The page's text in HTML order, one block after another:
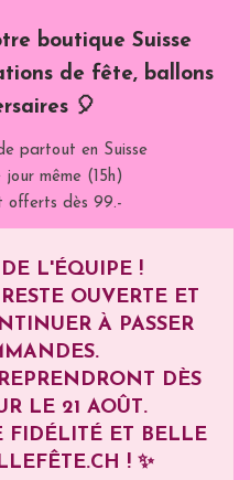
boutique Suisse
de fête, ballons
🎈
partout en Suisse
même (15h)
offerts dès 99.-
L'ÉQUIPE !
OUVERTE ET
À PASSER
DÈS
LE 21 AOÛT.
FIDÉLITÉ ET BELLE
! ✨